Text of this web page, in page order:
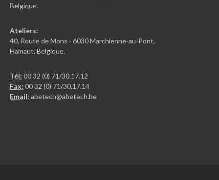
Belgique.
Ateliers:
40, Route de Mons - 6030 Marchienne-au-Pont,
Hainaut, Belgique.
Tél: 00 32 (0) 71/30.17.12
Fax: 00 32 (0) 71/30.17.14
Email: abetech@abetech.be